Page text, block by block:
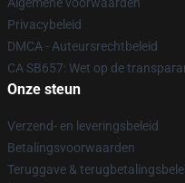
Privacybeleid
DMCA - Auteursrechtbeleid
CA SB657: Wet op de
Onze steun
Verzend- en leveringsbeleid
Betalingsvoorwaarden
Teruggave &